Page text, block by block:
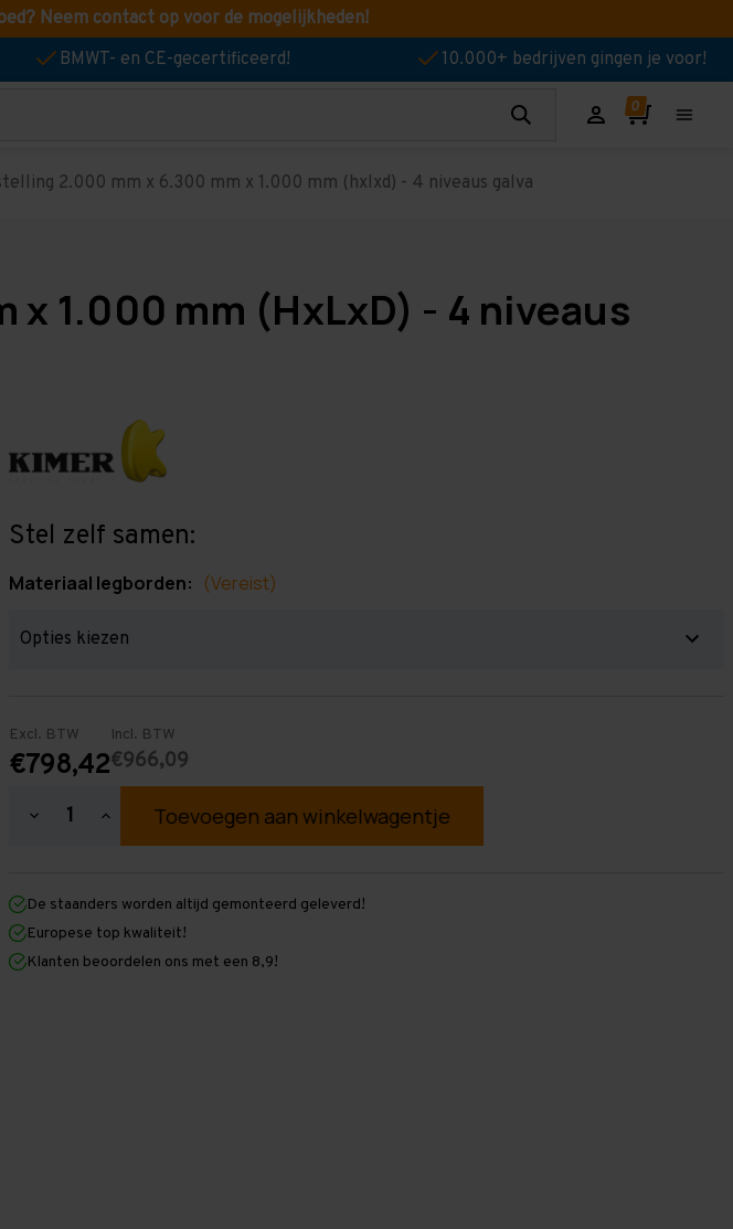
Neem contact op voor de mogelijkheden!
BMWT- en CE-gecertificeerd! 10.000+ bedrijven gingen je voor!
2.000 mm x 6.300 mm x 1.000 mm (hxlxd) - 4 niveaus galva
1.000 mm (HxLxD) - 4 niveaus
Stel zelf samen:
Materiaal legborden: (Vereist)
Excl. BTW
€798,42
Incl. BTW
€966,09
Hoeveelheid
2.000
mm
x
6.300
mm
Hoeveelheid
verhogen
2.000
mm
x
6.300
mm
De staanders worden altijd gemonteerd geleverd!
Europese top kwaliteit!
Klanten beoordelen ons met een 8,9!